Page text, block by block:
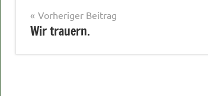
Beitragsnavigation
Vorheriger Beitrag
Wir trauern.